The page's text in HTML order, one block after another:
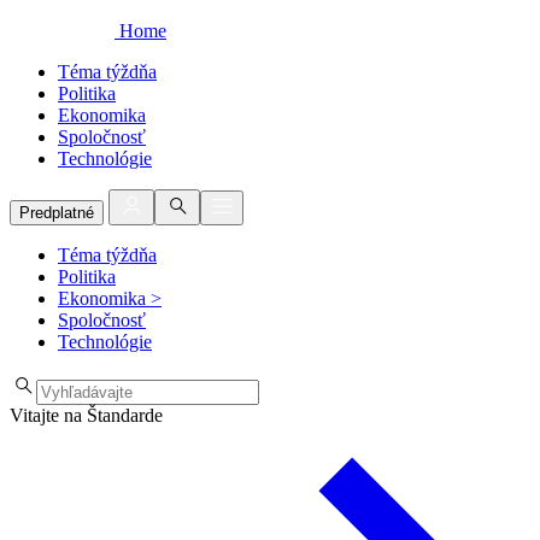
Home
Téma týždňa
Politika
Ekonomika
Spoločnosť
Technológie
Predplatné
Téma týždňa
Politika
Ekonomika >
Spoločnosť
Technológie
Vitajte na Štandarde